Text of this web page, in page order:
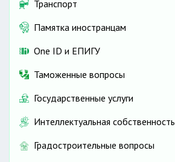
Транспорт
Памятка иностранцам
One ID и ЕПИГУ
Таможенные вопросы
Государственные услуги
Интеллектуальная собственность
Градостроительные вопросы